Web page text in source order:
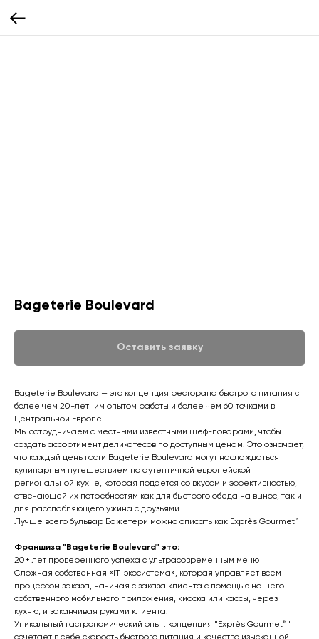
Bageterie Boulevard
Оставить заявку
Bageterie Boulevard — это концепция ресторана быстрого питания с
более чем 20-летним опытом работы и более чем 60 точками в
Центральной Европе.
Мы сотрудничаем с местными известными шеф-поварами, чтобы
создать ассортимент деликатесов по доступным ценам. Это означает,
что каждый день гости Bageterie Boulevard могут наслаждаться
кулинарным путешествием по аутентичной европейской
региональной кухне, которая подается со вкусом и эффективностью,
отвечающей их потребностям как для быстрого обеда на вынос, так и
для расслабляющего ужина с друзьями.
Лучше всего бульвар Бажетери можно описать как Exprès Gourmet™
Франшиза "Bageterie Boulevard" это:
20+ лет проверенного успеха с ультрасовременным меню
Сложная собственная «IT-экосистема», которая управляет всем
процессом заказа, начиная с заказа клиента с помощью нашего
собственного мобильного приложения, киоска или кассы, через
кухню, и заканчивая руками клиента.
Уникальный гастрономический опыт: концепция "Exprès Gourmet™"